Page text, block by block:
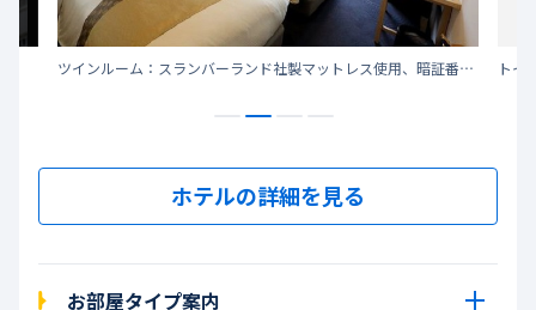
ツインルーム：スランバーランド社製マットレス使用、暗証番号式金庫あり。 トイ
ホテルの詳細を見る
お部屋タイプ案内